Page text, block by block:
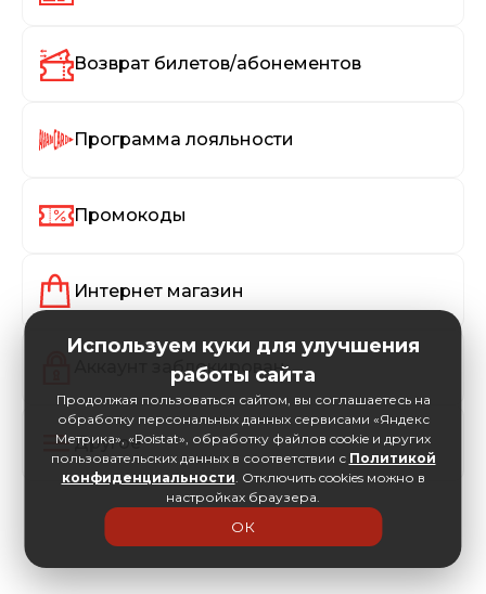
Возврат билетов/абонементов
Программа лояльности
Промокоды
Интернет магазин
Аккаунт заблокирован
Другое
Используем куки для улучшения
работы сайта
Продолжая пользоваться сайтом, вы соглашаетесь на
обработку персональных данных сервисами «Яндекс
Метрика», «Roistat», обработку файлов cookie и других
пользовательских данных в соответствии с Политикой
конфиденциальности. Отключить cookies можно в
настройках браузера.
ОК